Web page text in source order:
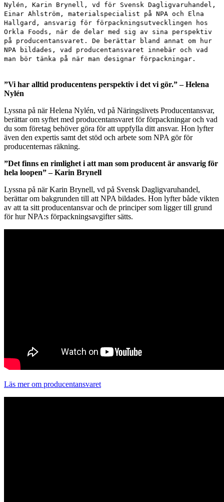
Nylén, Karin Brynell, vd för Svensk Dagligvaruhandel,
Einar Ahlström, materialspecialist på NPA och Elna
Hallgard, ansvarig för förpackningsutvecklingen hos
Orkla Foods, när de delar med sig av sina perspektiv
på producentansvaret. De berättar bland annat om hur
NPA bildades, vad producentansvaret innebär och vad
man bör tänka på när man designar förpackningar.
”Vi har alltid producentens perspektiv i det vi gör.” – Helena
Nylén
Lyssna på när Helena Nylén, vd på Näringslivets Producentansvar,
berättar om syftet med producentansvaret för förpackningar och vad
du som företag behöver göra för att uppfylla ditt ansvar. Hon lyfter
även den expertis samt det stöd och arbete som NPA gör för
producenternas räkning.
”Det finns en rimlighet i att man som producent är ansvarig för
hela loopen” – Karin Brynell
Lyssna på när Karin Brynell, vd på Svensk Dagligvaruhandel,
berättar om bakgrunden till att NPA bildades. Hon lyfter både vikten
av att ta sitt producentansvar och de principer som ligger till grund
för hur NPA:s förpackningsavgifter sätts.
Läs mer om producentansvaret